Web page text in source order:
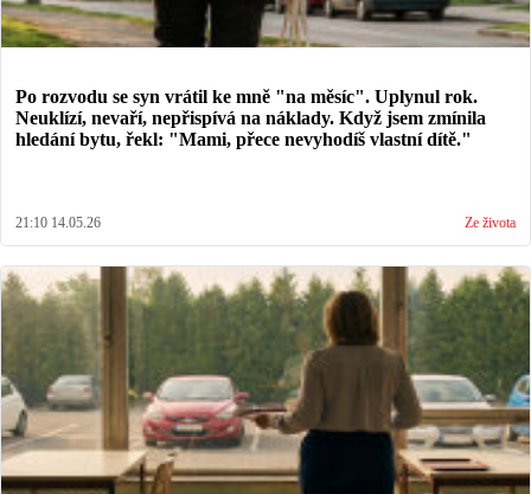
Po rozvodu se syn vrátil ke mně "na měsíc". Uplynul rok.
Neuklízí, nevaří, nepřispívá na náklady. Když jsem zmínila
hledání bytu, řekl: "Mami, přece nevyhodíš vlastní dítě."
21:10 14.05.26 Ze života